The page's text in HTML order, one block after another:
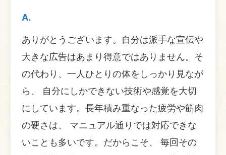
A.
ありがとうございます。自分は派手な宣伝や
大きな広告はあまり得意ではありません。そ
の代わり、一人ひとりの体をしっかり見なが
ら、 自分にしかできない技術や感覚を大切
にしています。長年積み重なった疲労や筋肉
の硬さは、 マニュアル通りでは対応できな
いことも多いです。だからこそ、 毎回その